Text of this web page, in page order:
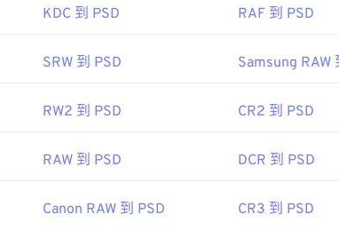
KDC 到 PSD RAF 到 PSD
SRW 到 PSD Samsung RAW
RW2 到 PSD CR2 到 PSD
RAW 到 PSD DCR 到 PSD
Canon RAW 到 PSD CR3 到 PSD